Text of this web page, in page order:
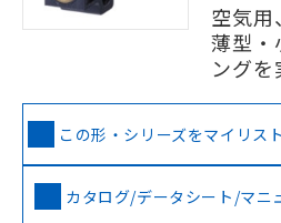
空気
薄型・
ングを
この形・シリーズをマイリス
カタログ/データシート/マニ